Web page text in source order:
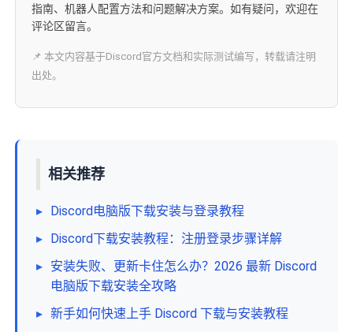
指南、机器人配置方法和问题解决方案。如有疑问，欢迎在
评论区留言。
📌 本文内容基于Discord官方文档和实际测试编写，转载请注明
出处。
相关推荐
▸ Discord电脑版下载安装与登录教程
▸ Discord下载安装教程：注册登录步骤详解
▸ 安装失败、更新卡住怎么办？2026 最新 Discord
电脑版下载安装全攻略
▸ 新手如何快速上手 Discord 下载与安装教程